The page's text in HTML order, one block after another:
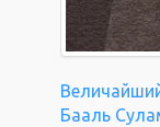
Бааль